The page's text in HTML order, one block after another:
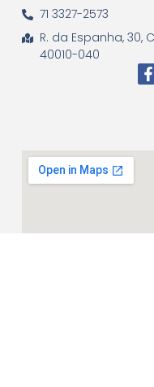
71 3327-2573
R. da Espanha, 30,
40010-040